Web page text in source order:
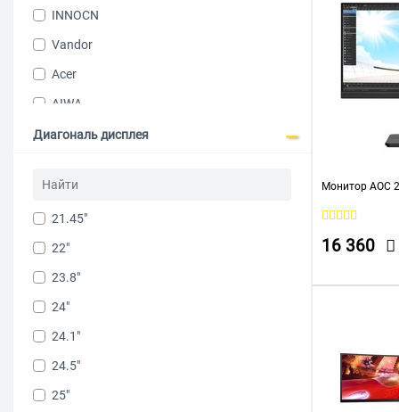
INNOCN
Vandor
Acer
AIWA
ASROCK
CBR
Dahua
Dell
Delta Computers
Digma
ExeGate
FragMachine
Gigabyte
Диагональ дисплея
21.45"
22"
23.8"
24"
24.1"
24.5"
25"
Монитор AOC
16 360